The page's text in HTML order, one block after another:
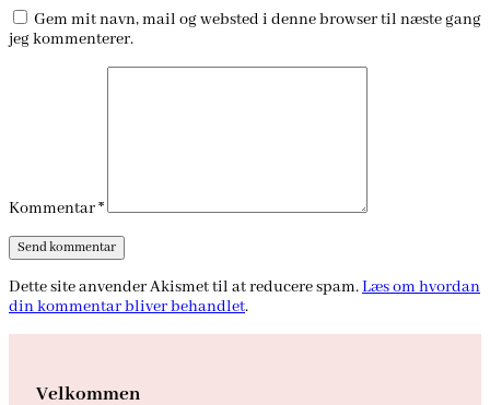
Gem mit navn, mail og websted i denne browser til næste gang
jeg kommenterer.
Kommentar*
Dette site anvender Akismet til at reducere spam.Læs om hvordan
din kommentar bliver behandlet.
Velkommen